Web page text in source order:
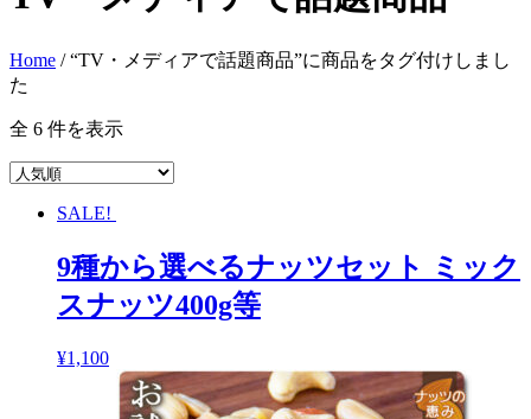
Home / “TV・メディアで話題商品”に商品をタグ付けしまし
た
全 6 件を表示
SALE!
9種から選べるナッツセット ミック
スナッツ400g等
¥1,100